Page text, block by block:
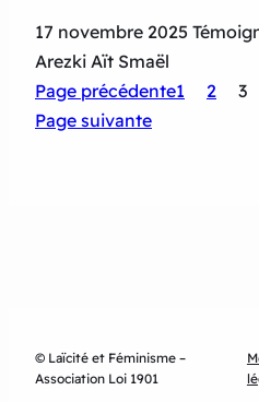
17 novembre 2025
Arezki Aït Smaël
Page précédente1 2 3
Page suivante
© Laïcité et Féminisme –
Association Loi 1901